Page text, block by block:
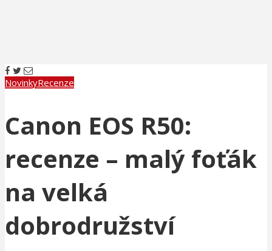
NovinkyRecenze
Canon EOS R50:
recenze – malý foťák
na velká
dobrodružství